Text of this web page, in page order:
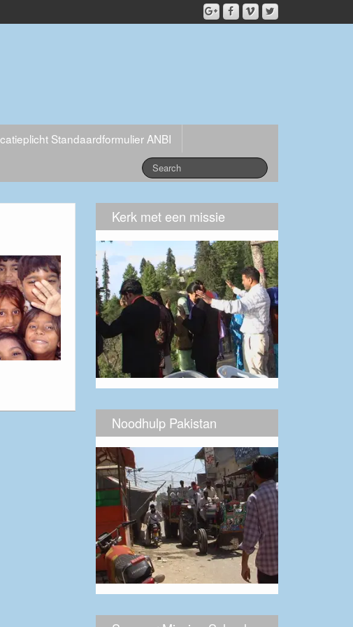
Standaardformulier ANBI
Kerk met een missie
Noodhulp Pakistan